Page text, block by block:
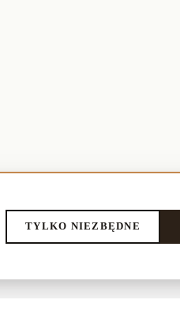
TYLKO NIEZBĘDNE